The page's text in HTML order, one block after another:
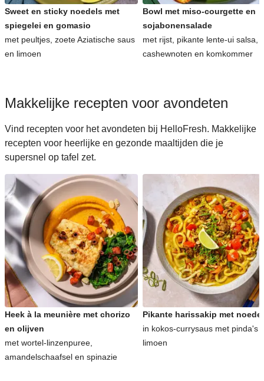
Sweet en sticky noedels met
spiegelei en gomasio
met peultjes, zoete Aziatische saus
en limoen
Bowl met miso-courgette en
sojabonensalade
met rijst, pikante lente-ui salsa,
cashewnoten en komkommer
Makkelijke recepten voor avondeten
Vind recepten voor het avondeten bij HelloFresh. Makkelijke
recepten voor heerlijke en gezonde maaltijden die je
supersnel op tafel zet.
Heek à la meunière met chorizo
en olijven
met wortel-linzenpuree,
amandelschaafsel en spinazie
Pikante harissakip met
in kokos-currysaus met pinda's
limoen